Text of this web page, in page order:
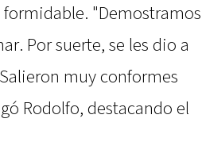
"Demostramos
Por suerte, se les dio a
muy conformes
Rodolfo, destacando el